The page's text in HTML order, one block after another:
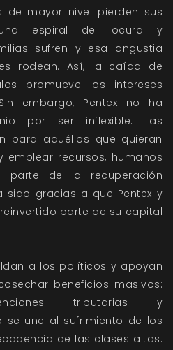
de mayor nivel pierden sus
espiral de locura y
sufren y esa angustia
rodean. Así, la caída de
promueve los intereses
embargo, Pentex no ha
por ser inflexible. Las
para aquéllos que quieran
emplear recursos, humanos
de la recuperación
sido gracias a que Pentex y
parte de su capital
a los políticos y apoyan
beneficios masivos:
tributarias y
se une al sufrimiento de los
de las clases altas.